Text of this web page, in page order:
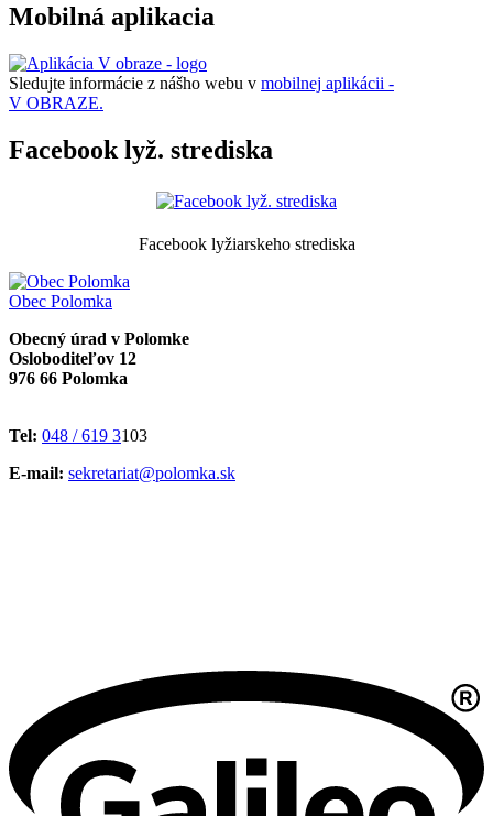
Mobilná aplikacia
Sledujte informácie z nášho webu v mobilnej aplikácii -
V OBRAZE.
Facebook lyž. strediska
Facebook lyžiarskeho strediska
Obec Polomka
Obecný úrad v Polomke
Osloboditeľov 12
976 66 Polomka
Tel: 048 / 619 3103
E-mail: sekretariat@polomka.sk